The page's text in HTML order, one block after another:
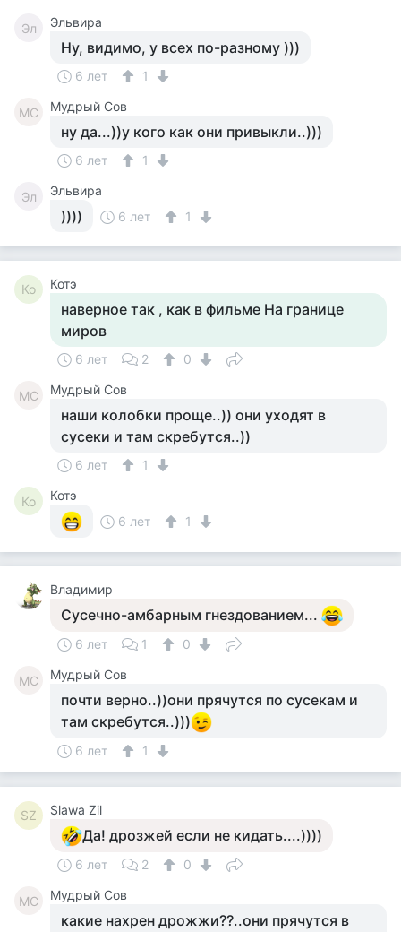
Эл Эльвира
Ну, видимо, у всех по-разному )))
6 лет 1
МС Мудрый Сов
ну да...))у кого как они привыкли..)))
6 лет 1
Эл Эльвира
)))) 6 лет 1
Ко Котэ
наверное так , как в фильме На границе
миров
6 лет 2 0
МС Мудрый Сов
наши колобки проще..)) они уходят в
сусеки и там скребутся..))
6 лет 1
Ко
Котэ
6 лет
1
Владимир
Сусечно-амбарным гнездованием...
6 лет 1 0
МС Мудрый Сов
почти верно..))они прячутся по сусекам и
там скребутся..)))
6 лет 1
SZ Slawa Zil
Да! дрозжей если не кидать....))))
6 лет 2 0
МС Мудрый Сов
какие нахрен дрожжи??..они прячутся в